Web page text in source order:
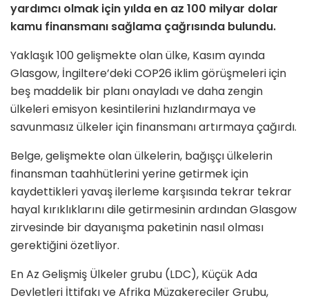
yardımcı olmak için yılda en az 100 milyar dolar
kamu finansmanı sağlama çağrısında bulundu.
Yaklaşık 100 gelişmekte olan ülke, Kasım ayında
Glasgow, İngiltere’deki COP26 iklim görüşmeleri için
beş maddelik bir planı onayladı ve daha zengin
ülkeleri emisyon kesintilerini hızlandırmaya ve
savunmasız ülkeler için finansmanı artırmaya çağırdı.
Belge, gelişmekte olan ülkelerin, bağışçı ülkelerin
finansman taahhütlerini yerine getirmek için
kaydettikleri yavaş ilerleme karşısında tekrar tekrar
hayal kırıklıklarını dile getirmesinin ardından Glasgow
zirvesinde bir dayanışma paketinin nasıl olması
gerektiğini özetliyor.
En Az Gelişmiş Ülkeler grubu (LDC), Küçük Ada
Devletleri İttifakı ve Afrika Müzakereciler Grubu,